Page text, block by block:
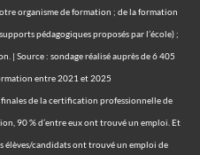
organisme de formation ; de la formation
pédagogiques proposés par l’école) ;
| Source : sondage réalisé auprès de 6 405
entre 2021 et 2025
finales de la certification professionnelle de
90 % d’entre eux ont trouvé un emploi. Et
élèves/candidats ont trouvé un emploi de